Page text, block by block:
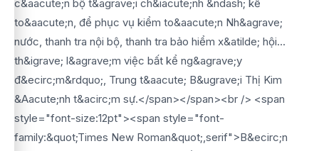
c&aacute;n bộ t&agrave;i ch&iacute;nh &ndash; kế
to&aacute;n, để phục vụ kiểm to&aacute;n Nh&agrave;
nước, thanh tra nội bộ, thanh tra bảo hiểm x&atilde; hội...
th&igrave; l&agrave;m việc bất kể ng&agrave;y
đ&ecirc;m&rdquo;, Trung t&aacute; B&ugrave;i Thị Kim
&Aacute;nh t&acirc;m sự.</span></span><br /> <span
style="font-size:12pt"><span style="font-
family:&quot;Times New Roman&quot;,serif">B&ecirc;n